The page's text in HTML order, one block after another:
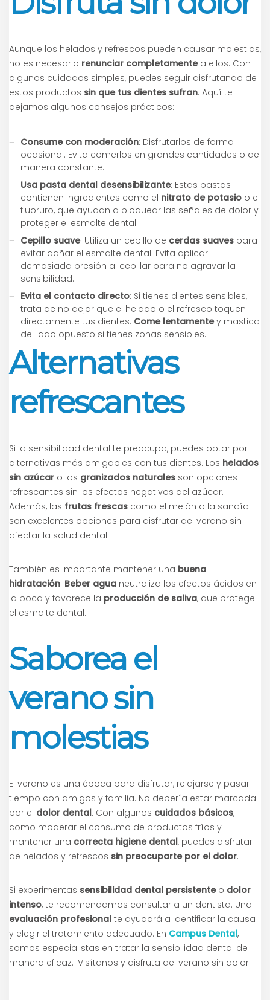
Aunque los helados y refrescos pueden causar molestias,
no es necesario renunciar completamentea ellos. Con
algunos cuidados simples, puedes seguir disfrutando de
estos productos sin que tus dientes sufran. Aquí te
dejamos algunos consejos prácticos:
Consume con moderación: Disfrutarlos de forma
ocasional. Evita comerlos en grandes cantidades o de
manera constante.
Usa pasta dental desensibilizante: Estas pastas
contienen ingredientes como el nitrato de potasio o el
fluoruro, que ayudan a bloquear las señales de dolor y
proteger el esmalte dental.
Cepillo suave: Utiliza un cepillo de cerdas suaves para
evitar dañar el esmalte dental. Evita aplicar
demasiada presión al cepillar para no agravar la
sensibilidad.
Evita el contacto directo: Si tienes dientes sensibles,
trata de no dejar que el helado o el refresco toquen
directamente tus dientes. Come lentamentey mastica
del lado opuesto si tienes zonas sensibles.
Alternativas
refrescantes
Si la sensibilidad dental te preocupa, puedes optar por
alternativas más amigables con tus dientes. Los helados
sin azúcar o los granizados naturales son opciones
refrescantes sin los efectos negativos del azúcar.
Además, las frutas frescas como el melón o la sandía
son excelentes opciones para disfrutar del verano sin
afectar la salud dental.
También es importante mantener una buena
hidratación. Beber agua neutraliza los efectos ácidos en
la boca y favorece la producción de saliva, que protege
el esmalte dental.
Saborea el
verano sin
molestias
El verano es una época para disfrutar, relajarse y pasar
tiempo con amigos y familia. No debería estar marcada
por el dolor dental. Con algunos cuidados básicos,
como moderar el consumo de productos fríos y
mantener una correcta higiene dental, puedes disfrutar
de helados y refrescos sin preocuparte por el dolor.
Si experimentas sensibilidad dental persistenteo dolor
intenso, te recomendamos consultar a un dentista. Una
evaluación profesional te ayudará a identificar la causa
y elegir el tratamiento adecuado. En Campus Dental,
somos especialistas en tratar la sensibilidad dental de
manera eficaz. ¡Visítanos y disfruta del verano sin dolor!